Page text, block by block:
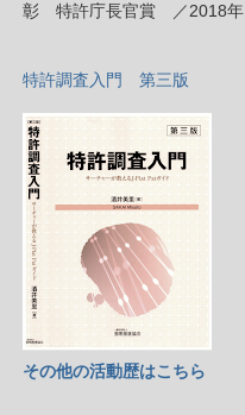
彰 特許庁長官賞 ／2018年
特許調査入門 第三版
その他の活動歴はこちら